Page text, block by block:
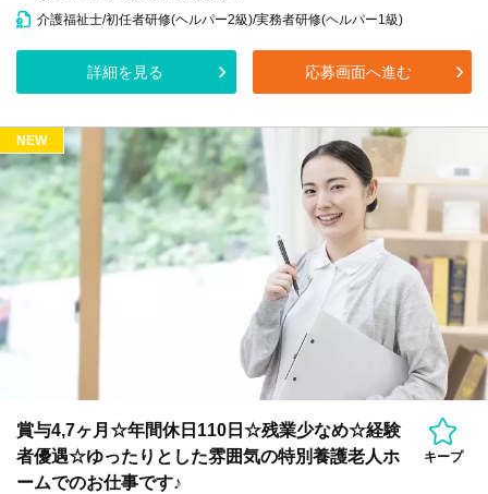
介護福祉士/初任者研修(ヘルパー2級)/実務者研修(ヘルパー1級)
詳細を見る 応募画面へ進む
NEW
賞与4,7ヶ月☆年間休日110日☆残業少なめ☆経験
者優遇☆ゆったりとした雰囲気の特別養護老人ホ
ームでのお仕事です♪
キープ